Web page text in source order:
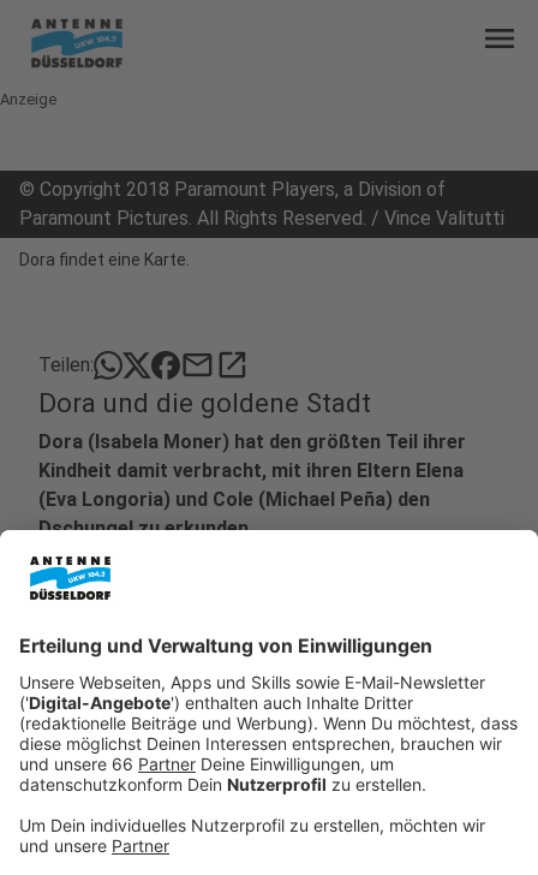
menu
Anzeige
© Copyright 2018 Paramount Players, a Division of
Paramount Pictures. All Rights Reserved. / Vince Valitutti
Dora findet eine Karte.
Teilen: mailopen_in_new
Dora und die goldene Stadt
Dora (Isabela Moner) hat den größten Teil ihrer
Kindheit damit verbracht, mit ihren Eltern Elena
(Eva Longoria) und Cole (Michael Peña) den
Dschungel zu erkunden.
Veröffentlicht:
Anzeige
Doch jetzt geht es für Dora auf die High-School.
Zusammen mit ihrer Klasse macht sie eine Exkursion
zum Naturkundemuseum. Für Dora eigentlich kein
entführt wird. Dora soll ihnen helfen, ihre Eltern zu